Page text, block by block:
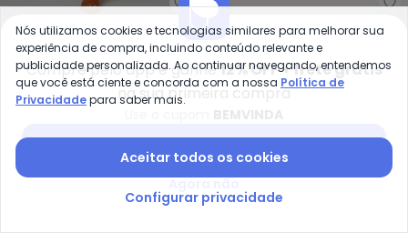
Kyly - Vestido Infatil Menina
Vestido Infatil Menina
Flores (Azul Marinho)
KYLY
R$ 41,80R$ 92,90
Vestido Infantil Menina
em Algodão (Azul
Marinho)
KYLY
R$ 42,76R$ 106,90
-65%
Compre pelo app e ganhe12% OFF + frete grátis
na sua primeira compra
Nós utilizamos cookies e tecnologias similares para melhorar sua
experiência de compra, incluindo conteúdo relevante e
publicidade personalizada. Ao continuar navegando, entendemos
que você está ciente e concorda com a nossa Política de
Privacidadepara saber mais.
Aceitar todos os cookies
Configurar privacidade